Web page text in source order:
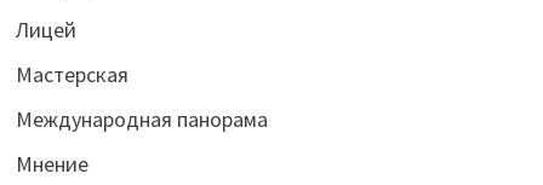
Лицей
Мастерская
Международная панорама
Мнение